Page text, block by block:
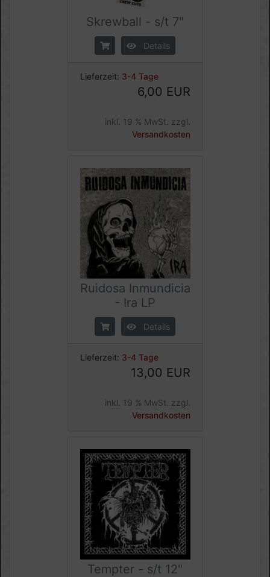
Skrewball - s/t 7"
Details
Lieferzeit: 3-4 Tage
6,00 EUR
inkl. 19 % MwSt. zzgl.
Versandkosten
Ruidosa Inmundicia
- Ira LP
Details
Lieferzeit: 3-4 Tage
13,00 EUR
inkl. 19 % MwSt. zzgl.
Versandkosten
Tempter - s/t 12"